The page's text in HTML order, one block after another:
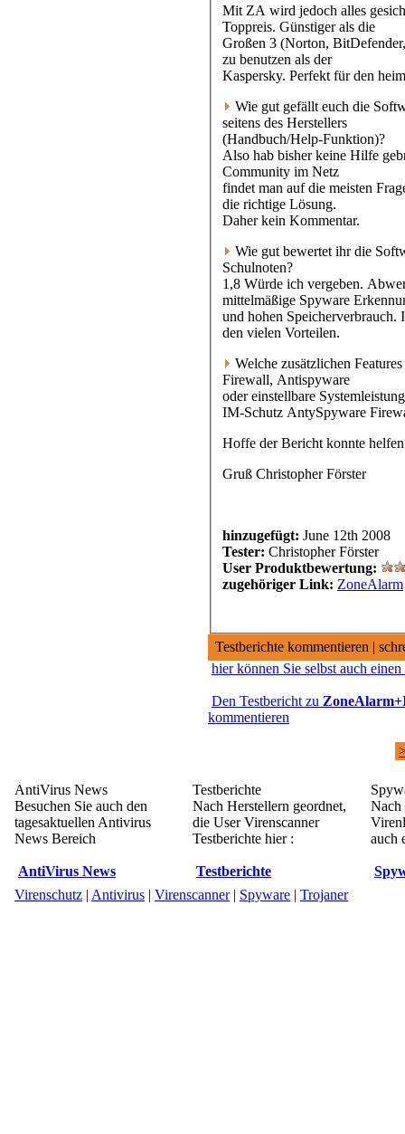
Mit ZA wird jedoch alles
Toppreis. Günstiger als die
Großen 3 (Norton,
zu benutzen als der
Kaspersky. Perfekt für den
Wie gut gefällt euch die
seitens des Herstellers
(Handbuch/Help-Funktion)?
Also hab bisher keine Hilfe
Community im Netz
findet man auf die meisten
die richtige Lösung.
Daher kein Kommentar.
Wie gut bewertet ihr die
Schulnoten?
1,8 Würde ich vergeben.
mittelmäßige Spyware
und hohen Speicherverbrauch.
den vielen Vorteilen.
Welche zusätzlichen
Firewall, Antispyware
oder einstellbare
IM-Schutz AntySpyware
Hoffe der Bericht konnte
Gruß Christopher Förster
hinzugefügt: June 12th 2008
Tester: Christopher Förster
User Produktbewertung:
zugehöriger Link: ZoneAlarm
Testberichte kommentieren |
hier können Sie selbst auch einen
Den Testbericht zu
kommentieren
AntiVirus News
Besuchen Sie auch den
tagesaktuellen Antivirus
News Bereich
AntiVirus News
Testberichte
Nach Herstellern geordnet,
die User Virenscanner
Testberichte hier :
Testberichte
Nach
auch
Virenschutz | Antivirus | Virenscanner| Spyware | Trojaner